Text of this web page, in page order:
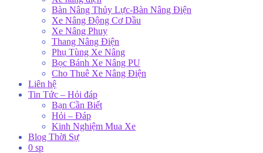
Bàn Nâng Thủy Lực-Bàn Nâng Điện
Xe Nâng Động Cơ Dầu
Xe Nâng Phuy
Thang Nâng Điện
Phụ Tùng Xe Nâng
Bọc Bánh Xe Nâng PU
Cho Thuê Xe Nâng Điện
Liên hệ
Tin Tức – Hỏi đáp
Bạn Cần Biết
Hỏi – Đáp
Kinh Nghiệm Mua Xe
Blog Thời Sự
0 sp